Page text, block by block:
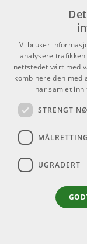
Vi bruker
analysere
nettstedet vårt med
kombinere den med
har samlet inn
STRENGT
MÅLRETTING
UGRADERT